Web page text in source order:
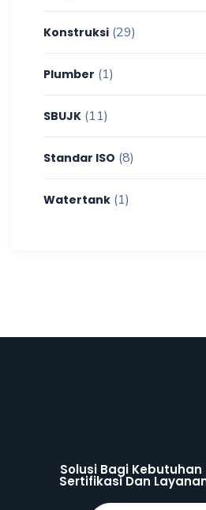
Konstruksi (29)
Plumber (1)
SBUJK (11)
Standar ISO (8)
Watertank (1)
Solusi Bagi
Sertifikasi Dan